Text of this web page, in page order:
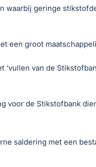
geringe
een groot
van de
voor de Stikstofbank
saldering met een